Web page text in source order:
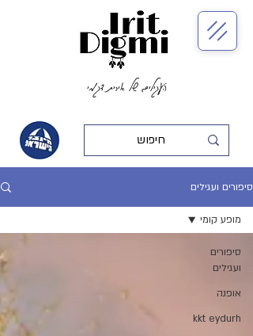
העגילים של אירית דגמי
סיפורים ועגילים
סיפורים
ועגילים
אופנה
kkt eydurh
מופע קומי